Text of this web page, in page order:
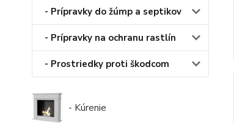
- Prípravky do žúmp a septikov
- Prípravky na ochranu rastlín
- Prostriedky proti škodcom
- Kúrenie